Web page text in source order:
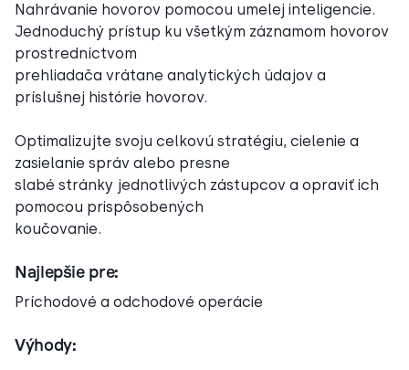
Nahrávanie hovorov pomocou umelej inteligencie.
Jednoduchý prístup ku všetkým záznamom hovorov
prostredníctvom
prehliadača vrátane analytických údajov a
príslušnej histórie hovorov.
Optimalizujte svoju celkovú stratégiu, cielenie a
zasielanie správ alebo presne
slabé stránky jednotlivých zástupcov a opraviť ich
pomocou prispôsobených
koučovanie.
Najlepšie pre:
Príchodové a odchodové operácie
Výhody: